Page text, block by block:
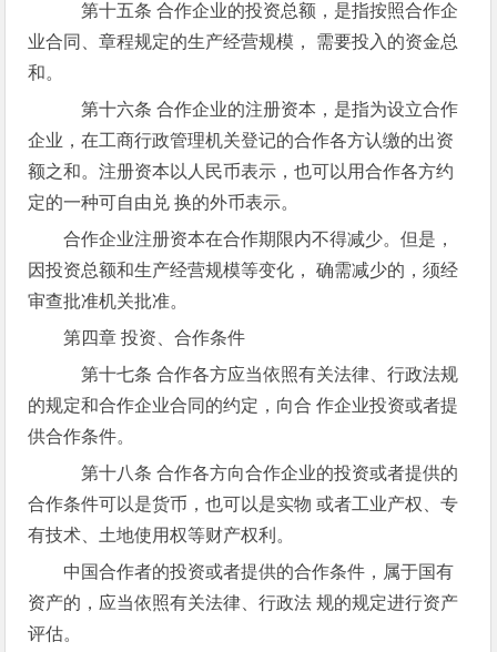
第十五条 合作企业的投资总额，是指按照合作企
业合同、章程规定的生产经营规模， 需要投入的资金总
和。
第十六条 合作企业的注册资本，是指为设立合作
企业，在工商行政管理机关登记的合作各方认缴的出资
额之和。注册资本以人民币表示，也可以用合作各方约
定的一种可自由兑 换的外币表示。
合作企业注册资本在合作期限内不得减少。但是，
因投资总额和生产经营规模等变化， 确需减少的，须经
审查批准机关批准。
第四章 投资、合作条件
第十七条 合作各方应当依照有关法律、行政法规
的规定和合作企业合同的约定，向合 作企业投资或者提
供合作条件。
第十八条 合作各方向合作企业的投资或者提供的
合作条件可以是货币，也可以是实物 或者工业产权、专
有技术、土地使用权等财产权利。
中国合作者的投资或者提供的合作条件，属于国有
资产的，应当依照有关法律、行政法 规的规定进行资产
评估。